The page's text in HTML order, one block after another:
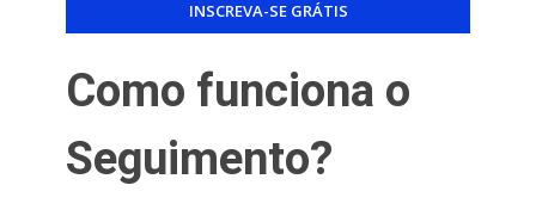
Como funciona o
Seguimento?